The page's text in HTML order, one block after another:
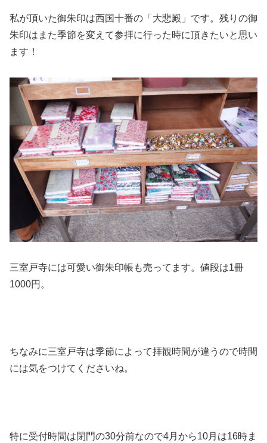
私が頂いた御朱印は西国十番の「大悲殿」です。残りの御
朱印はまた季節を変えて参拝に行った時に頂きたいと思い
ます！
三室戸寺には可愛い御朱印帳も売ってます。値段は1冊
1000円。
ちなみに三室戸寺は季節によって拝観時間が違うので時間
には気をつけてくださいね。
特に受付時間は閉門の30分前なので4月から10月は16時ま